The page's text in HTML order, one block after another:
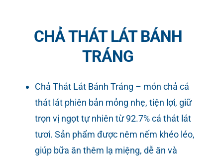
CHẢ THÁT LÁT BÁNH
TRÁNG
Chả Thát Lát Bánh Tráng – món chả cá
thát lát phiên bản mỏng nhẹ, tiện lợi, giữ
trọn vị ngọt tự nhiên từ 92.7% cá thát lát
tươi. Sản phẩm được nêm nếm khéo léo,
giúp bữa ăn thêm lạ miệng, dễ ăn và